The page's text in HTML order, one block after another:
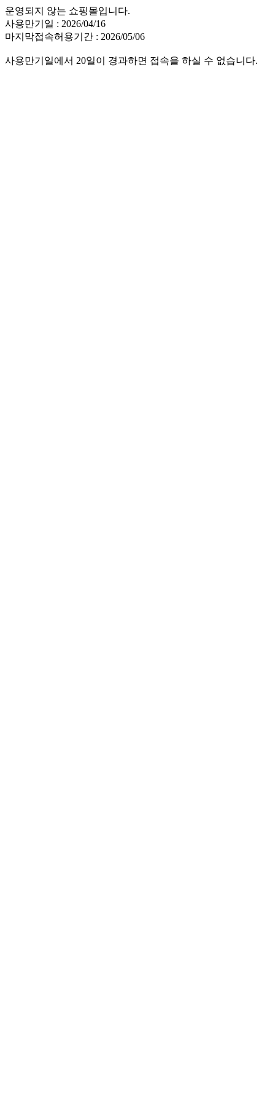
운영되지 않는 쇼핑몰입니다.
사용만기일 : 2026/04/16
마지막접속허용기간 : 2026/05/06
사용만기일에서 20일이 경과하면 접속을 하실 수 없습니다.